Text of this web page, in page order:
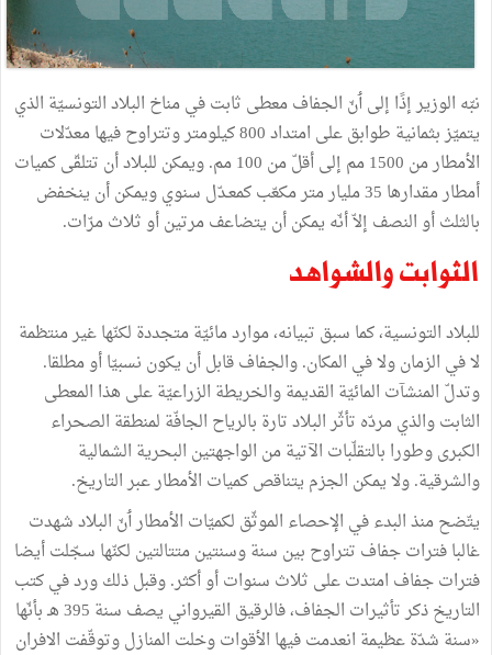
نبّه الوزيرإذًا إلىٲنّ الجفافمعطى ثابتفيمناخ البلادالتونسيّة الذي
يتميّزبثمانية طوابقعلى امتداد800كيلومتروتتراوحفيهامعدّلات
الأمطارمن 1500مم إلىأقلّمن 100مم.ويمكن للبلادأن تتلقّىكميات
أمطارمقدارها 35مليارمترمكعّبكمعـدّل سنويويمكنأن ينخفض
بالثلثأوالنصف إلاّأنّه يمكنأن يتضاعفمرتينأوثلاثمرّات.
الثوابت والشواهد
للبلادالتونسية،كما سبق تبيانه،مواردمائيّةمتجددة لكنّهاغيرمنتظمة
لافي الزمانولافي المكان.والجفافقابلأن يكون نسبيّاأومطلقا.
وتدلّ المنشآت المائيّة القديمةوالخريطة الزراعيّةعلى هذا المعطى
الثابتوالذيمردّه تأثّرالبلادتارة بالرياح الجافّة لمنطقة الصحراء
الكبرىوطورا بالتقلّبات الآتيةمن الواجهتين البحرية الشمالية
والشرقية.ولايمكن الجزم يتناقصكميات الأمطارعبرالتاريخ.
يتّضحمنذالبدءفي الإحصاء الموثّق لكميّات الأمطارٲنّ البلادشهدت
غالبافتراتجفاف تتراوح بين سنةوسنتينمتتالتين لكنّها سجّلتأيضا
فتراتجفاف امتدتعلى ثلاث سنواتأوأكثر.وقبلذلكوردفيكتب
التاريخذكرتأثيرات الجفاف،فالرقيق القيرواني يصف سنة 395هـبأنّها
«سنة شدّةعظيمة انعدمتفيها الأقواتوخلت المنازلوتوقّفت الافران